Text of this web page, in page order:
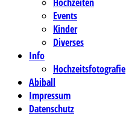
Events
Kinder
Diverses
Info
Hochzeitsfotografie
Abiball
Impressum
Datenschutz